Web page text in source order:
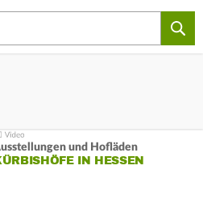
und Hofläden
IN HESSEN